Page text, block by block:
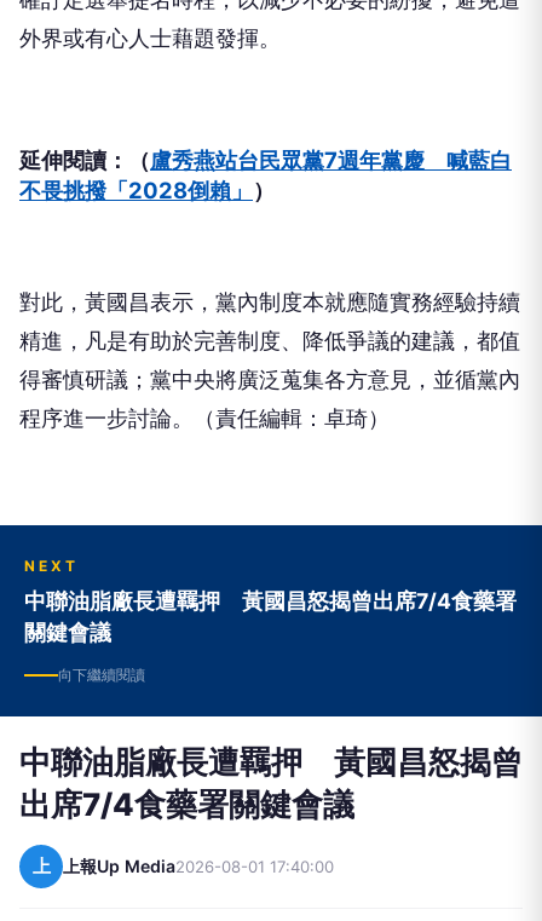
外界或有心人士藉題發揮。
延伸閱讀：（盧秀燕站台民眾黨7週年黨慶 喊藍白
不畏挑撥「2028倒賴」 ）
對此，黃國昌表示，黨內制度本就應隨實務經驗持續
精進，凡是有助於完善制度、降低爭議的建議，都值
得審慎研議；黨中央將廣泛蒐集各方意見，並循黨內
程序進一步討論。（責任編輯：卓琦）
NEXT
中聯油脂廠長遭羈押 黃國昌怒揭曾出席7/4食藥署
關鍵會議
向下繼續閱讀
中聯油脂廠長遭羈押 黃國昌怒揭曾
出席7/4食藥署關鍵會議
上 上報Up Media2026-08-01 17:40:00